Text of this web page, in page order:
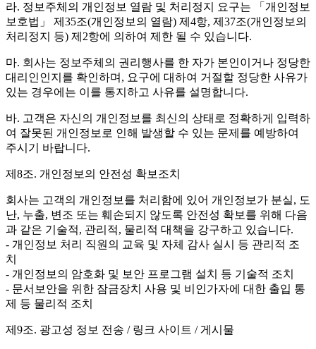
라. 정보주체의 개인정보 열람 및 처리정지 요구는 「개인정보
보호법」 제35조(개인정보의 열람) 제4항, 제37조(개인정보의
처리정지 등) 제2항에 의하여 제한 될 수 있습니다.
마. 회사는 정보주체의 권리행사를 한 자가 본인이거나 정당한
대리인인지를 확인하며, 요구에 대하여 거절할 정당한 사유가
있는 경우에는 이를 통지하고 사유를 설명합니다.
바. 고객은 자신의 개인정보를 최신의 상태로 정확하게 입력하
여 잘못된 개인정보로 인해 발생할 수 있는 문제를 예방하여
주시기 바랍니다.
제8조. 개인정보의 안전성 확보조치
회사는 고객의 개인정보를 처리함에 있어 개인정보가 분실, 도
난, 누출, 변조 또는 훼손되지 않도록 안전성 확보를 위해 다음
과 같은 기술적, 관리적, 물리적 대책을 강구하고 있습니다.
- 개인정보 처리 직원의 교육 및 자체 감사 실시 등 관리적 조
치
- 개인정보의 암호화 및 보안 프로그램 설치 등 기술적 조치
- 문서보안을 위한 잠금장치 사용 및 비인가자에 대한 출입 통
제 등 물리적 조치
제9조. 광고성 정보 전송 / 링크 사이트 / 게시물